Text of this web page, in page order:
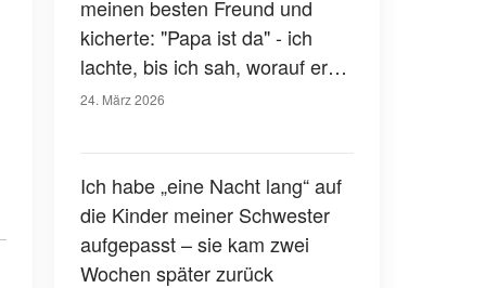
meinen besten Freund und
kicherte: "Papa ist da" - ich
lachte, bis ich sah, worauf er
zeigte
24. März 2026
Ich habe „eine Nacht lang“ auf
die Kinder meiner Schwester
aufgepasst – sie kam zwei
Wochen später zurück